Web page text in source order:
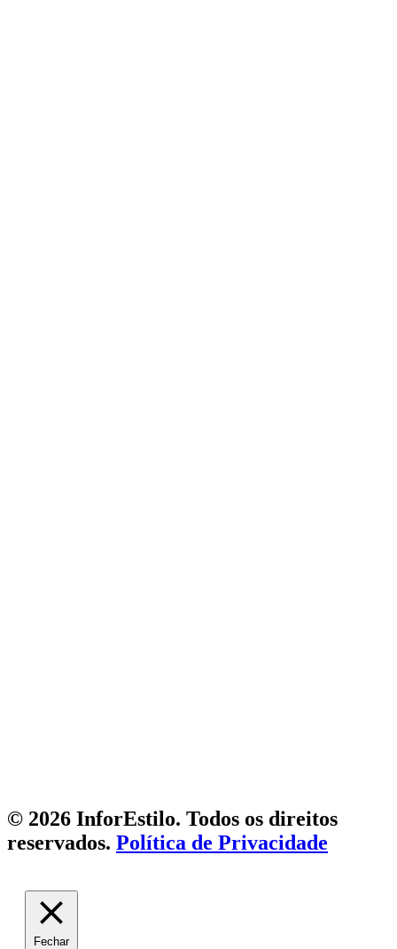
© 2026 InforEstilo. Todos os direitos
reservados. Política de Privacidade
Fechar